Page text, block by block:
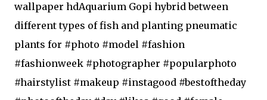
wallpaper hdAquarium Gopi hybrid between
different types of fish and planting pneumatic
plants for #photo #model #fashion
#fashionweek #photographer #popularphoto
#hairstylist #makeup #instagood #bestoftheday